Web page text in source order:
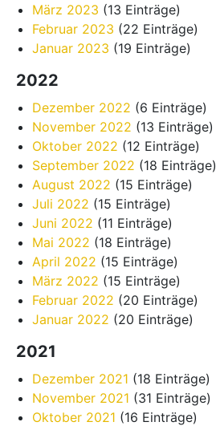
März 2023 (13 Einträge)
Februar 2023 (22 Einträge)
Januar 2023 (19 Einträge)
2022
Dezember 2022 (6 Einträge)
November 2022 (13 Einträge)
Oktober 2022 (12 Einträge)
September 2022 (18 Einträge)
August 2022 (15 Einträge)
Juli 2022 (15 Einträge)
Juni 2022 (11 Einträge)
Mai 2022 (18 Einträge)
April 2022 (15 Einträge)
März 2022 (15 Einträge)
Februar 2022 (20 Einträge)
Januar 2022 (20 Einträge)
2021
Dezember 2021 (18 Einträge)
November 2021 (31 Einträge)
Oktober 2021 (16 Einträge)